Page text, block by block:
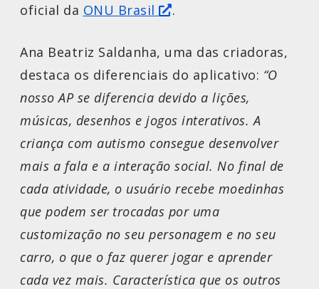
oficial da ONU Brasil .
Ana Beatriz Saldanha, uma das criadoras,
destaca os diferenciais do aplicativo: “O
nosso AP se diferencia devido a lições,
músicas, desenhos e jogos interativos. A
criança com autismo consegue desenvolver
mais a fala e a interação social. No final de
cada atividade, o usuário recebe moedinhas
que podem ser trocadas por uma
customização no seu personagem e no seu
carro, o que o faz querer jogar e aprender
cada vez mais. Característica que os outros